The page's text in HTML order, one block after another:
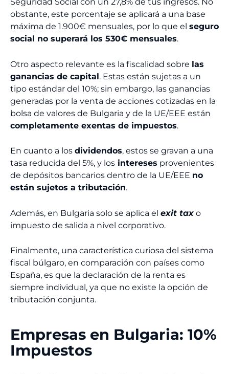
obstante, este porcentaje se aplicará a una base
máxima de 1.900€ mensuales, por lo que el seguro
social no superará los 530€ mensuales.
Otro aspecto relevante es la fiscalidad sobre las
ganancias de capital. Estas están sujetas a un
tipo estándar del 10%; sin embargo, las ganancias
generadas por la venta de acciones cotizadas en la
bolsa de valores de Bulgaria y de la UE/EEE están
completamente exentas de impuestos.
En cuanto a los dividendos, estos se gravan a una
tasa reducida del 5%, y los intereses provenientes
de depósitos bancarios dentro de la UE/EEE no
están sujetos a tributación.
Además, en Bulgaria solo se aplica el exit tax o
impuesto de salida a nivel corporativo.
Finalmente, una característica curiosa del sistema
fiscal búlgaro, en comparación con países como
España, es que la declaración de la renta es
siempre individual, ya que no existe la opción de
tributación conjunta.
Empresas en Bulgaria: 10%
Impuestos